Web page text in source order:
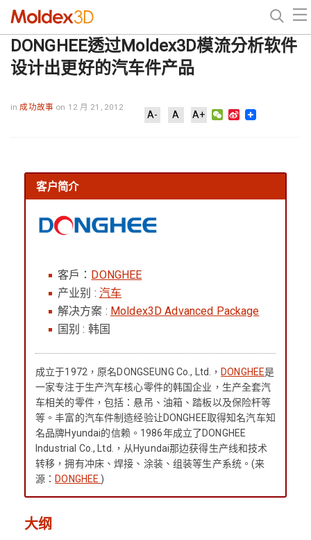
DONGHEE透过Moldex3D模流分析软件
设计出更好的汽车件产品
in成功故事 on 12 月 21, 2012
A- A A+ WeChat
Sina
客户简介
客戶： DONGHEE
产业别 : 汽车
解决方案 : Moldex3D Advanced Package
国别 : 韩国
成立于1972，原名DONGSEUNG Co., Ltd.， DONGHEE是
一家专注于生产汽车核心零件的韩国企业，生产全套汽
车相关的零件，包括：悬吊、油箱、踏板以及保险杆等
等。丰富的汽车件制造经验让DONGHEE取得知名汽车知
名品牌Hyundai的信赖。1986年成立了DONGHEE
Industrial Co., Ltd.，从Hyundai那边获得生产线和技术
转移，拥有冲床、焊接、涂装、组装等生产系统。(来
源： DONGHEE )
大纲